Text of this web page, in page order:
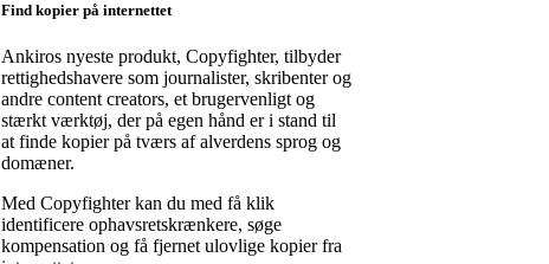
Find kopier på internettet
Ankiros nyeste produkt, Copyfighter, tilbyder
rettighedshavere som journalister, skribenter og
andre content creators, et brugervenligt og
stærkt værktøj, der på egen hånd er i stand til
at finde kopier på tværs af alverdens sprog og
domæner.
Med Copyfighter kan du med få klik
identificere ophavsretskrænkere, søge
kompensation og få fjernet ulovlige kopier fra